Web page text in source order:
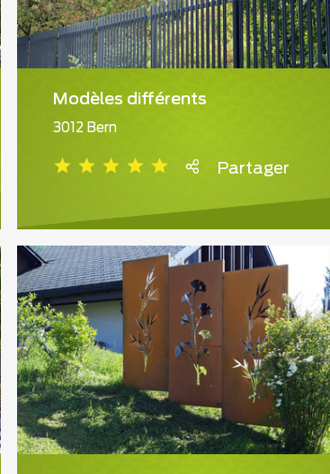
Modèles différents
3012 Bern
Partager